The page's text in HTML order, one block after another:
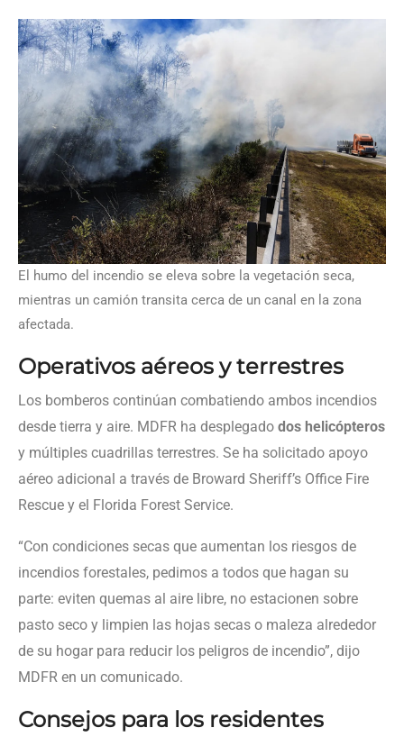
El humo del incendio se eleva sobre la vegetación seca,
mientras un camión transita cerca de un canal en la zona
afectada.
Operativos aéreos y terrestres
Los bomberos continúan combatiendo ambos incendios
desde tierra y aire. MDFR ha desplegado dos helicópteros
y múltiples cuadrillas terrestres. Se ha solicitado apoyo
aéreo adicional a través de Broward Sheriff’s Office Fire
Rescue y el Florida Forest Service.
“Con condiciones secas que aumentan los riesgos de
incendios forestales, pedimos a todos que hagan su
parte: eviten quemas al aire libre, no estacionen sobre
pasto seco y limpien las hojas secas o maleza alrededor
de su hogar para reducir los peligros de incendio”, dijo
MDFR en un comunicado.
Consejos para los residentes